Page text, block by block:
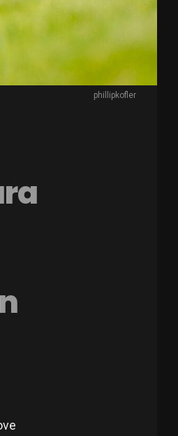
phillipkofler